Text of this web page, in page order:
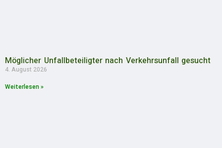
Möglicher Unfallbeteiligter nach Verkehrsunfall gesucht
4. August 2026
Weiterlesen »